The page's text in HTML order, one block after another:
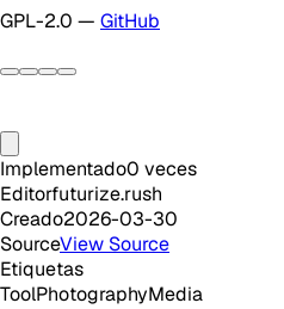
GPL-2.0 — GitHub
Implementado0 veces
Editorfuturize.rush
Creado2026-03-30
SourceView Source
Etiquetas
ToolPhotographyMedia